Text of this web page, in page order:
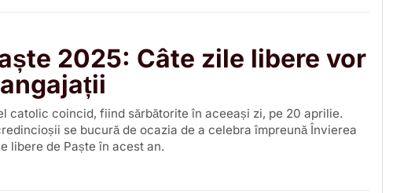
2025: Câte zile libere vor
catolic coincid, fiind sărbătorite în aceeași zi, pe 20 aprilie.
se bucură de ocazia de a celebra împreună Învierea
libere de Paște în acest an.